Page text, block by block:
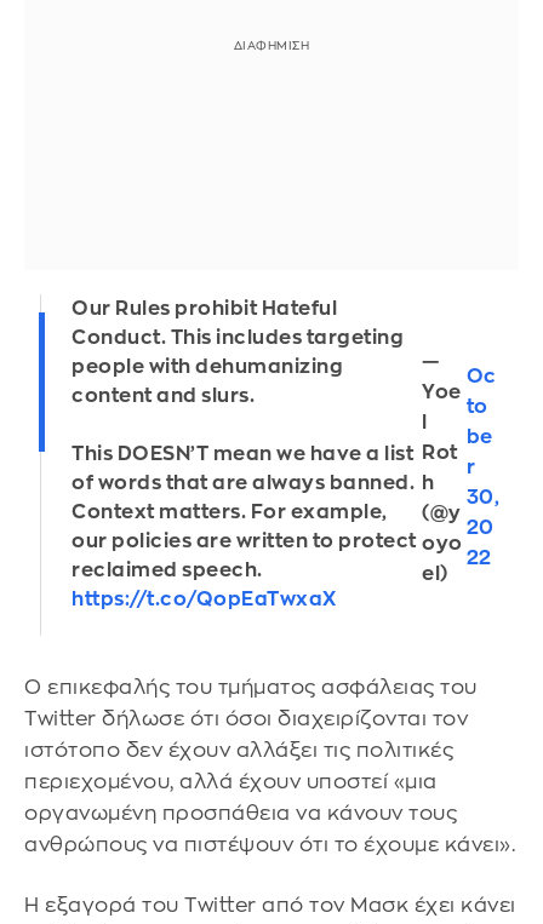
Our Rules prohibit Hateful
Conduct. This includes targeting
people with dehumanizing
content and slurs.
This DOESN’T mean we have a list
of words that are always banned.
Context matters. For example,
our policies are written to protect
reclaimed speech.
https://t.co/QopEaTwxaX
—
Yoe
Rot
h
(@y
oyo
el)
Oc
to
be
r
30,
20
22
Ο επικεφαλής του τμήματος ασφάλειας του
Twitter δήλωσε ότι όσοι διαχειρίζονται τον
ιστότοπο δεν έχουν αλλάξει τις πολιτικές
περιεχομένου, αλλά έχουν υποστεί «μια
οργανωμένη προσπάθεια να κάνουν τους
ανθρώπους να πιστέψουν ότι το έχουμε κάνει».
Η εξαγορά του Twitter από τον Μασκ έχει κάνει